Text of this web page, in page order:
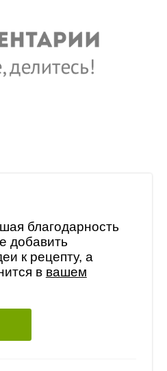
благодарность
добавить
к рецепту, а
в вашем